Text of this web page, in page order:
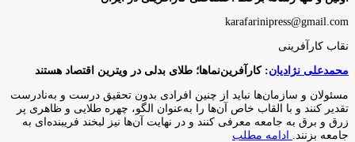
karafarinipress@gmail.com
نقاب کارآفرینی
محمدعلی نژادیان: کارآفرین‌نماها؛ طلای بدلی در ویترین اقتصاد هستند
مسئولان و سازمان‌ها نباید از چنین افرادی بدون تحقیق درست و به‌نادرست
تقدیر کنند و با القاب خاص آ‌ن‌ها را به‌عنوان الگو، چهره طلایی و ظاهری پر
زرق و برق به جامعه معرفی کنند و در نهایت آن‌ها نیز لبخند فریبنده‌ای به
جامعه بزنند.
ادامه مطلب